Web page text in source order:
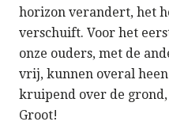
horizon verandert, het
verschuift. Voor het
onze ouders, met de
vrij, kunnen overal
kruipend over de
Groot!